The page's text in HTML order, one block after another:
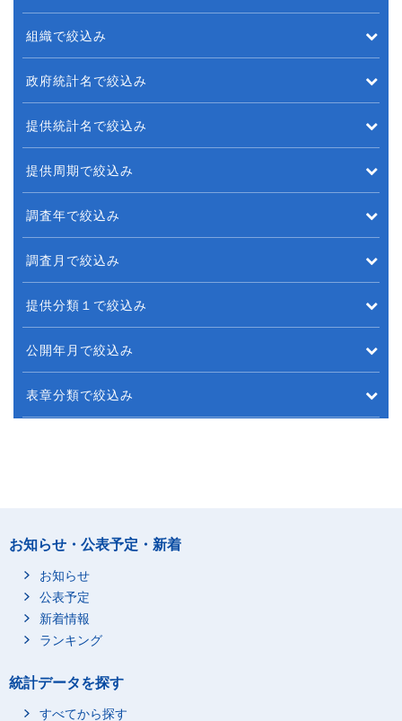
組織で絞込み
政府統計名で絞込み
提供統計名で絞込み
提供周期で絞込み
調査年で絞込み
調査月で絞込み
提供分類１で絞込み
公開年月で絞込み
表章分類で絞込み
お知らせ・公表予定・新着
お知らせ
公表予定
新着情報
ランキング
統計データを探す
すべてから探す